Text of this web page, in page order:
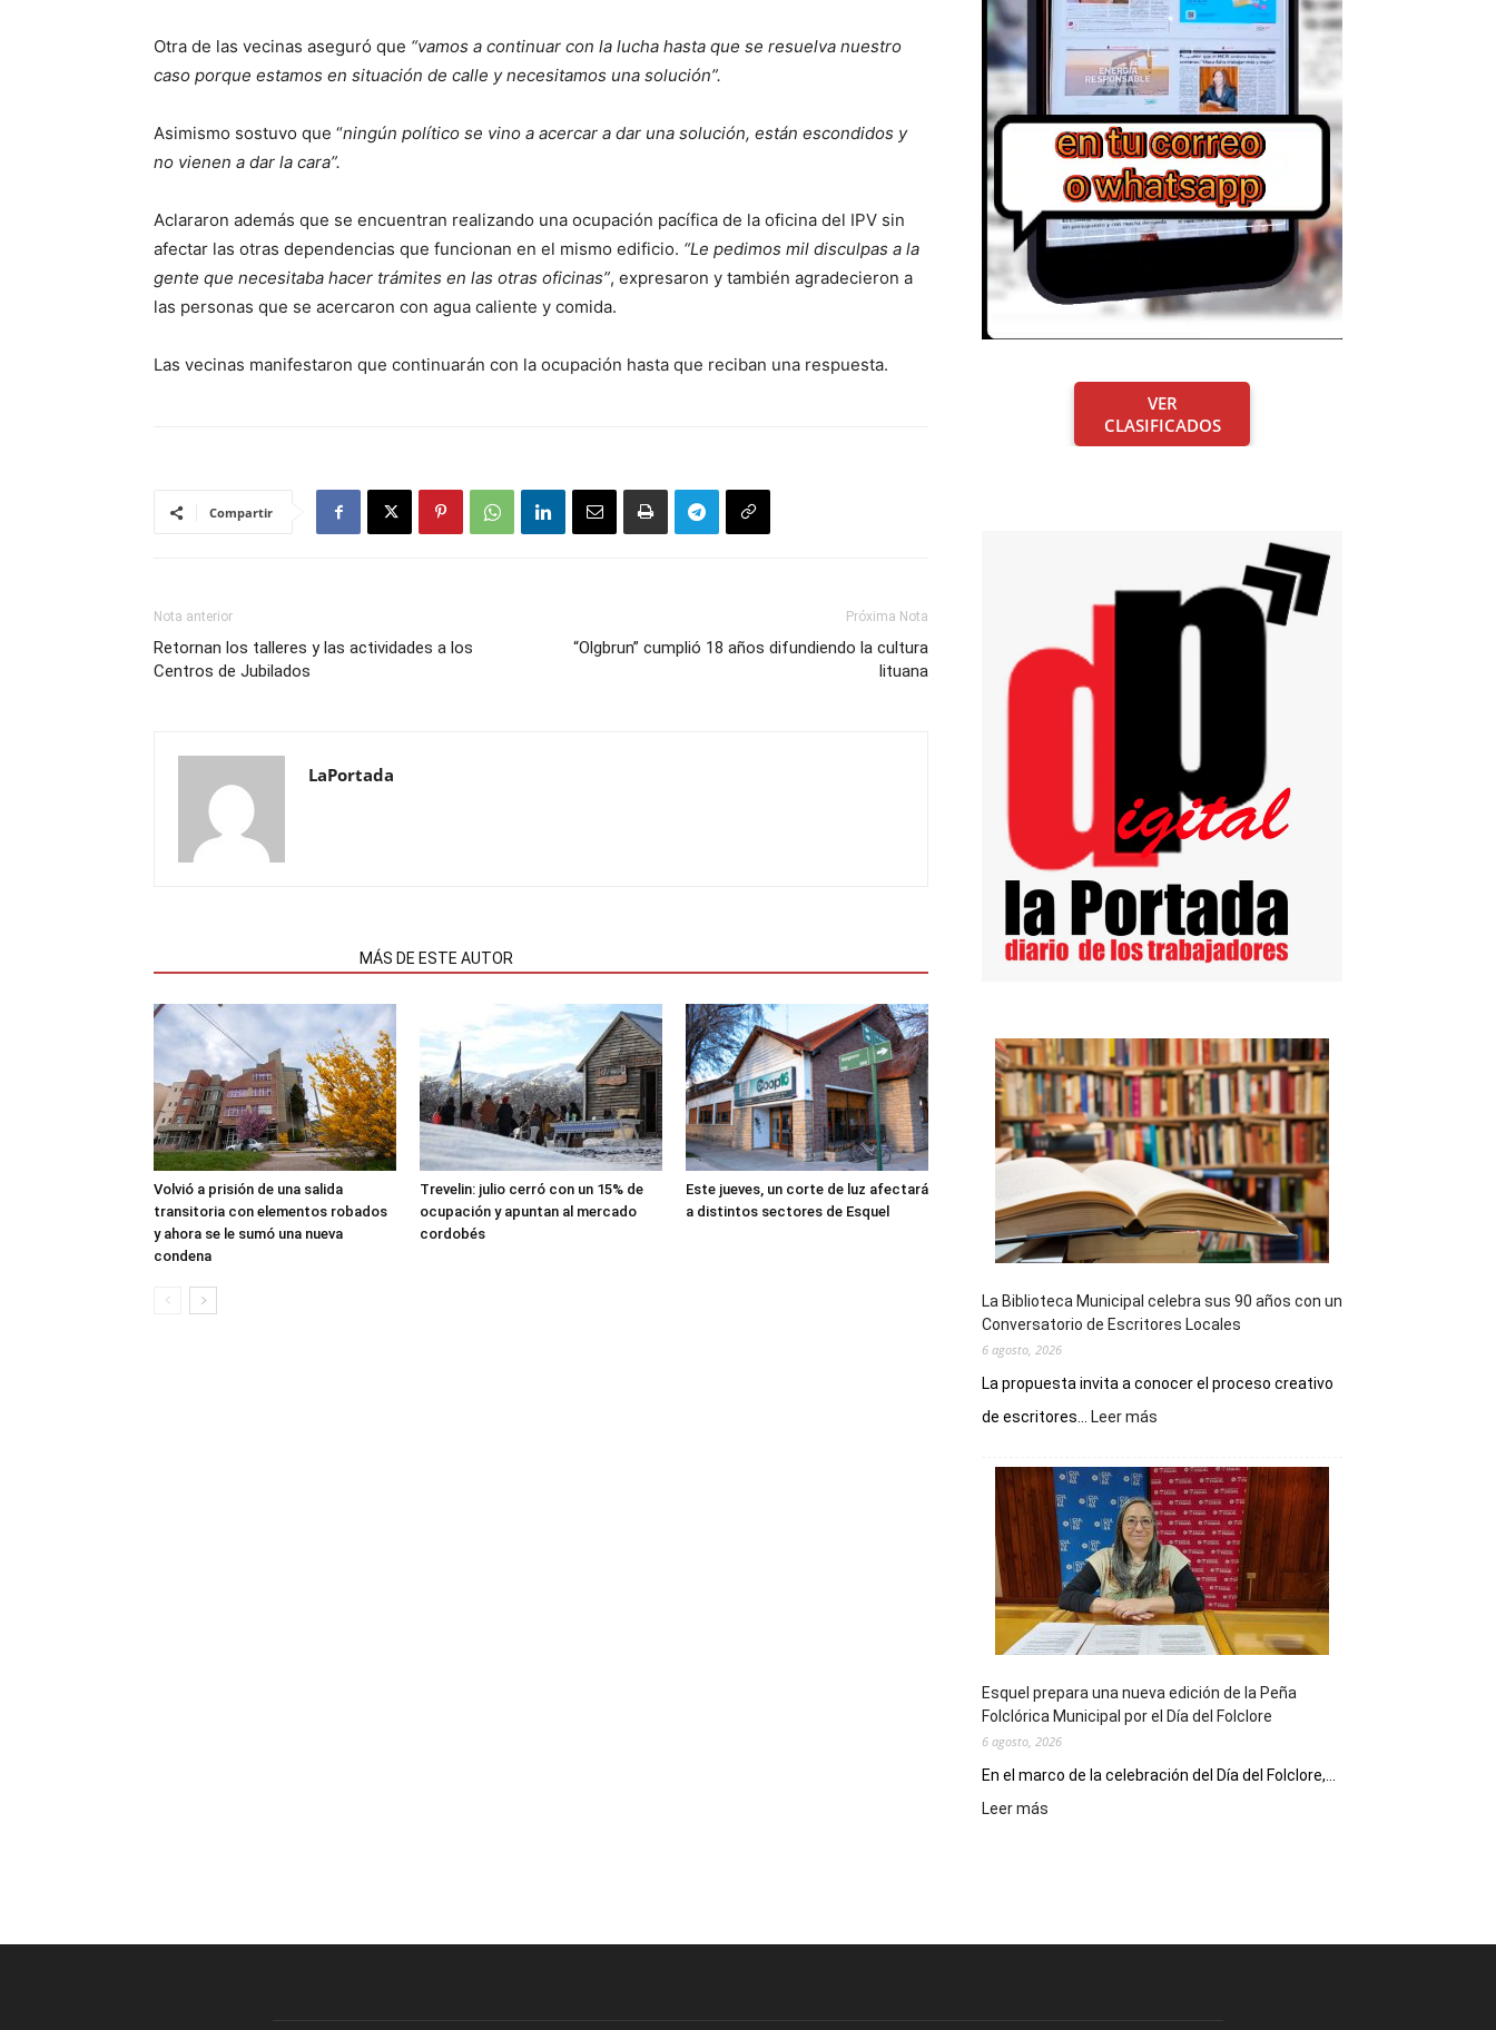
Otra de las vecinas aseguró que “vamos a continuar con la lucha hasta que se resuelva nuestro
caso porque estamos en situación de calle y necesitamos una solución”.
Asimismo sostuvo que “ningún político se vino a acercar a dar una solución, están escondidos y
no vienen a dar la cara”.
Aclararon además que se encuentran realizando una ocupación pacífica de la oficina del IPV sin
afectar las otras dependencias que funcionan en el mismo edificio. “Le pedimos mil disculpas a la
gente que necesitaba hacer trámites en las otras oficinas”, expresaron y también agradecieron a
las personas que se acercaron con agua caliente y comida.
Las vecinas manifestaron que continuarán con la ocupación hasta que reciban una respuesta.
Compartir
Nota anterior
Retornan los talleres y las actividades a los
Centros de Jubilados
Próxima Nota
“Olgbrun” cumplió 18 años difundiendo la cultura
lituana
LaPortada
MÁS DE ESTE AUTOR
Volvió a prisión de una salida
transitoria con elementos robados
y ahora se le sumó una nueva
condena
Trevelin: julio cerró con un 15% de
ocupación y apuntan al mercado
cordobés
Este jueves, un corte de luz afectará
a distintos sectores de Esquel
VER
CLASIFICADOS
La Biblioteca Municipal celebra sus 90 años con un
Conversatorio de Escritores Locales
6 agosto, 2026
La propuesta invita a conocer el proceso creativo
de escritores...
Leer más
Municipal
celebra
sus
90
años
con
un
Conversatorio
Escritores
Locales
Esquel prepara una nueva edición de la Peña
Folclórica Municipal por el Día del Folclore
6 agosto, 2026
En el marco de la celebración del Día del Folclore,...
Leer más
de